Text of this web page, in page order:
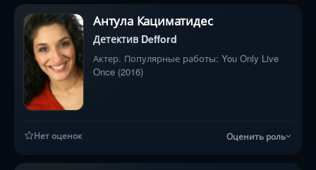
Антула Кациматидес
Детектив Defford
Актер. Популярные работы: You Only Live
Once (2016)
Нет оценок Оценить роль